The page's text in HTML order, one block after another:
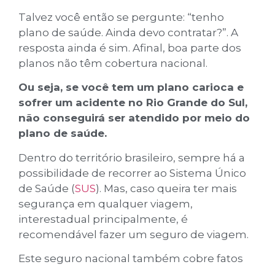
Talvez você então se pergunte: “tenho
plano de saúde. Ainda devo contratar?”. A
resposta ainda é sim. Afinal, boa parte dos
planos não têm cobertura nacional.
Ou seja, se você tem um plano carioca e
sofrer um acidente no Rio Grande do Sul,
não conseguirá ser atendido por meio do
plano de saúde.
Dentro do território brasileiro, sempre há a
possibilidade de recorrer ao Sistema Único
de Saúde (SUS). Mas, caso queira ter mais
segurança em qualquer viagem,
interestadual principalmente, é
recomendável fazer um seguro de viagem.
Este seguro nacional também cobre fatos